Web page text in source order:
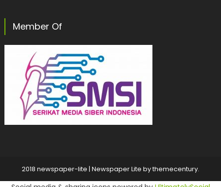
Member Of
2018 newspaper-lite | Newspaper Lite bythemecentury.